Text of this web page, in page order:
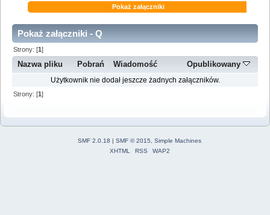
Pokaż załączniki
Pokaż załączniki - Q
Strony: [1]
Nazwa pliku Pobrań Wiadomość Opublikowany
Użytkownik nie dodał jeszcze żadnych załączników.
Strony: [1]
SMF 2.0.18 | SMF © 2015
Simple Machines
XHTML
RSS WAP2